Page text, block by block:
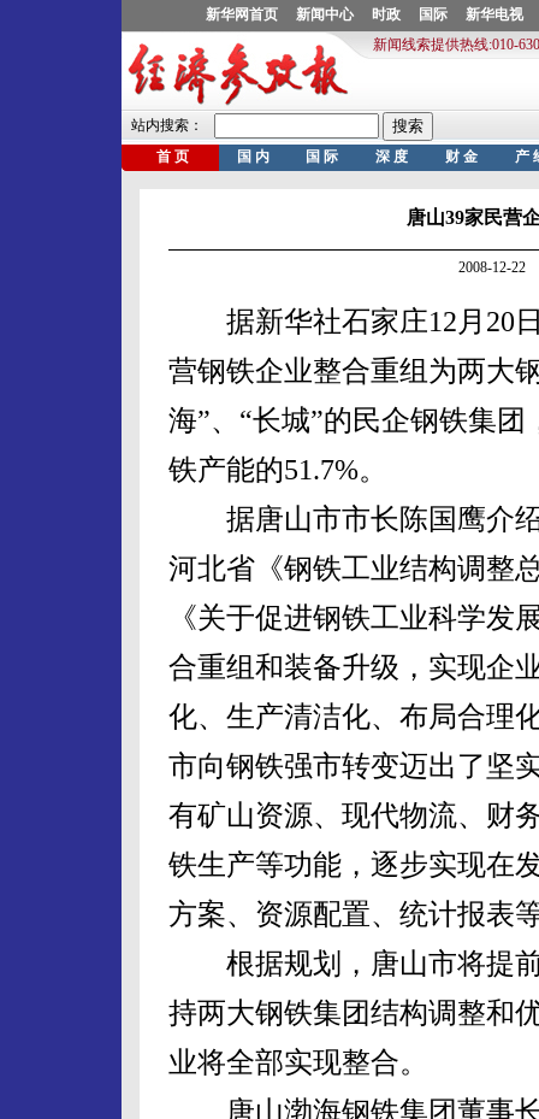
唐山39家民营
2008-12-22
据新华社石家庄12月20日
营钢铁企业整合重组为两大
海”、“长城”的民企钢铁集
铁产能的51.7%。
据唐山市市长陈国鹰介绍
河北省《钢铁工业结构调整
《关于促进钢铁工业科学发
合重组和装备升级，实现企
化、生产清洁化、布局合理
市向钢铁强市转变迈出了坚
有矿山资源、现代物流、财
铁生产等功能，逐步实现在
方案、资源配置、统计报表
根据规划，唐山市将提前
持两大钢铁集团结构调整和
业将全部实现整合。
唐山渤海钢铁集团董事长